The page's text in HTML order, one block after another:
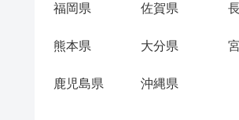
福岡県 佐賀県
熊本県 大分県
鹿児島県 沖縄県